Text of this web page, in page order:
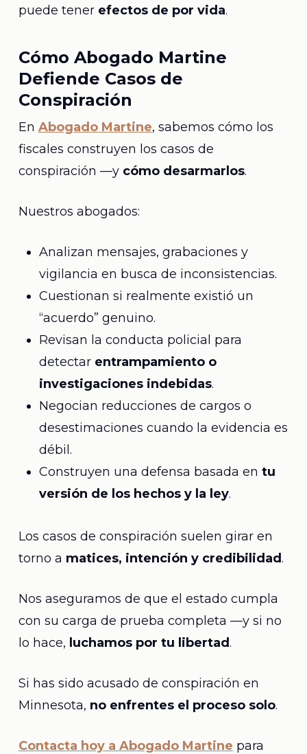
puede tener efectos de por vida.
Cómo Abogado Martine
Defiende Casos de
Conspiración
En Abogado Martine, sabemos cómo los
fiscales construyen los casos de
conspiración —y cómo desarmarlos.
Nuestros abogados:
Analizan mensajes, grabaciones y
vigilancia en busca de inconsistencias.
Cuestionan si realmente existió un
“acuerdo” genuino.
Revisan la conducta policial para
detectar entrampamiento o
investigaciones indebidas.
Negocian reducciones de cargos o
desestimaciones cuando la evidencia es
débil.
Construyen una defensa basada en tu
versión de los hechos y la ley.
Los casos de conspiración suelen girar en
torno a matices, intención y credibilidad.
Nos aseguramos de que el estado cumpla
con su carga de prueba completa —y si no
lo hace, luchamos por tu libertad.
Si has sido acusado de conspiración en
Minnesota, no enfrentes el proceso solo.
Contacta hoy a Abogado Martine para